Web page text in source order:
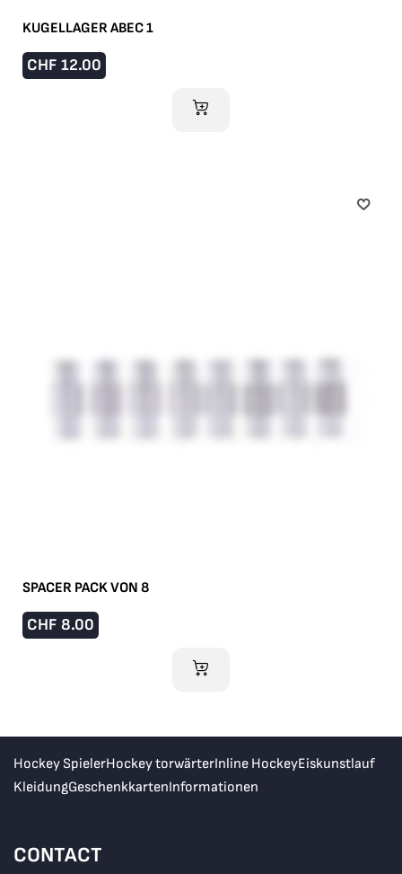
KUGELLAGER ABEC 1
CHF 12.00
IM WARENKORB
SPACER PACK VON 8
CHF 8.00
IM WARENKORB
Hockey SpielerHockey torwärterInline HockeyEiskunstlauf
KleidungGeschenkkartenInformationen
CONTACT